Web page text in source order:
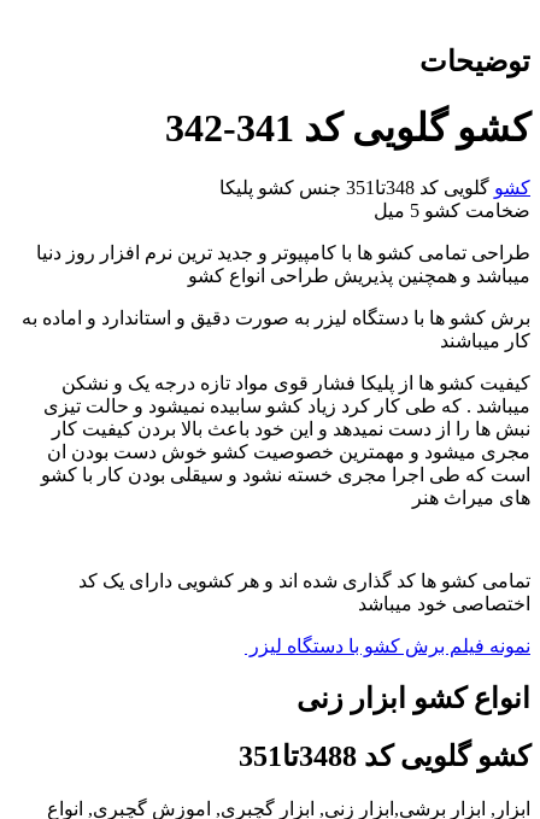
توضیحات
کشو گلویی کد 341-342
کشو گلویی کد 348تا351 جنس کشو پلیکا
ضخامت کشو 5 میل
طراحی تمامی کشو ها با کامپیوتر و جدید ترین نرم افزار روز دنیا
میباشد و همچنین پذیریش طراحی انواع کشو
برش کشو ها با دستگاه لیزر به صورت دقیق و استاندارد و اماده به
کار میباشند
کیفیت کشو ها از پلیکا فشار قوی مواد تازه درجه یک و نشکن
میباشد . که طی کار کرد زیاد کشو سابیده نمیشود و حالت تیزی
نبش ها را از دست نمیدهد و این خود باعث بالا بردن کیفیت کار
مجری میشود و مهمترین خصوصیت کشو خوش دست بودن ان
است که طی اجرا مجری خسته نشود و سیقلی بودن کار با کشو
های میراث هنر
تمامی کشو ها کد گذاری شده اند و هر کشویی دارای یک کد
اختصاصی خود میباشد
نمونه فیلم برش کشو با دستگاه لیزر
انواع کشو ابزار زنی
کشو گلویی کد 3488تا351
ابزار, ابزار برشی,ابزار زنی, ابزار گچبری, اموزش گچبری, انواع